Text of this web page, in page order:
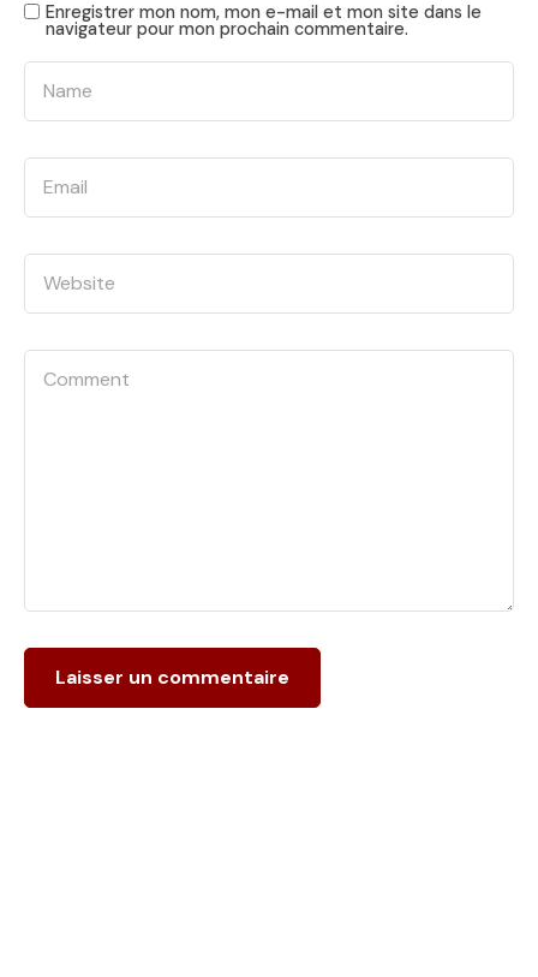
Enregistrer mon nom, mon e-mail et mon site dans le
navigateur pour mon prochain commentaire.